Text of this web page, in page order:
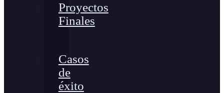
Proyectos
Finales
Casos
de
éxito